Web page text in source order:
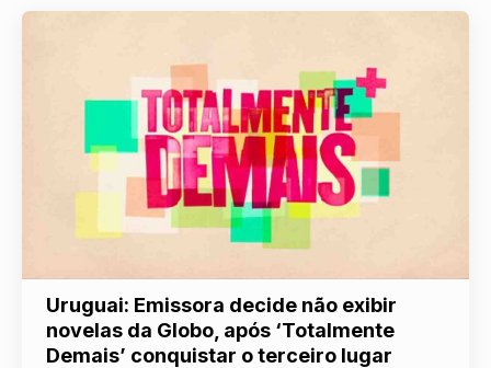
Uruguai: Emissora decide não exibir
novelas da Globo, após ‘Totalmente
Demais’ conquistar o terceiro lugar